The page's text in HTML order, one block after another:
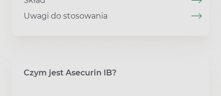
Uwagi do stosowania
Czym jest Asecurin IB?